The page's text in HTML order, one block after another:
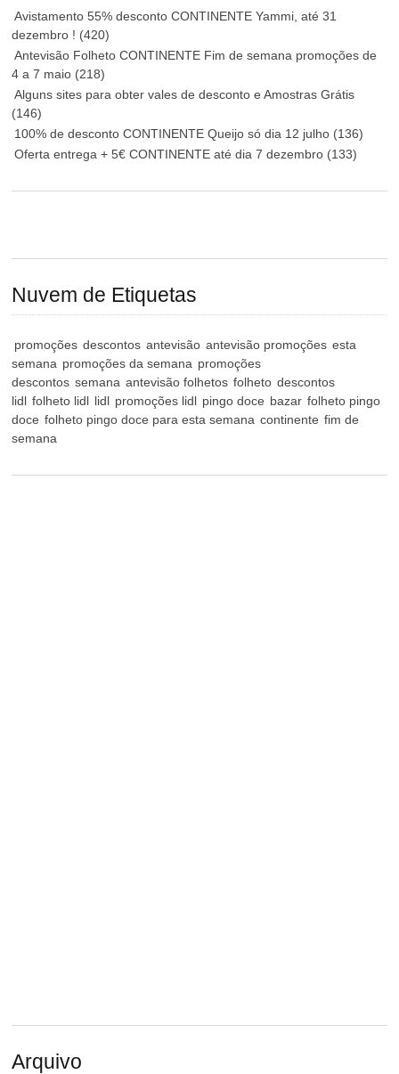
Avistamento 55% desconto CONTINENTE Yammi, até 31
dezembro ! (420)
Antevisão Folheto CONTINENTE Fim de semana promoções de
4 a 7 maio (218)
Alguns sites para obter vales de desconto e Amostras Grátis
(146)
100% de desconto CONTINENTE Queijo só dia 12 julho (136)
Oferta entrega + 5€ CONTINENTE até dia 7 dezembro (133)
Nuvem de Etiquetas
promoções descontos antevisão antevisão promoções esta
semana promoções da semana promoções
descontos semana antevisão folhetos folheto descontos
lidl folheto lidl lidl promoções lidl pingo doce bazar folheto pingo
doce folheto pingo doce para esta semana continente fim de
semana
Arquivo